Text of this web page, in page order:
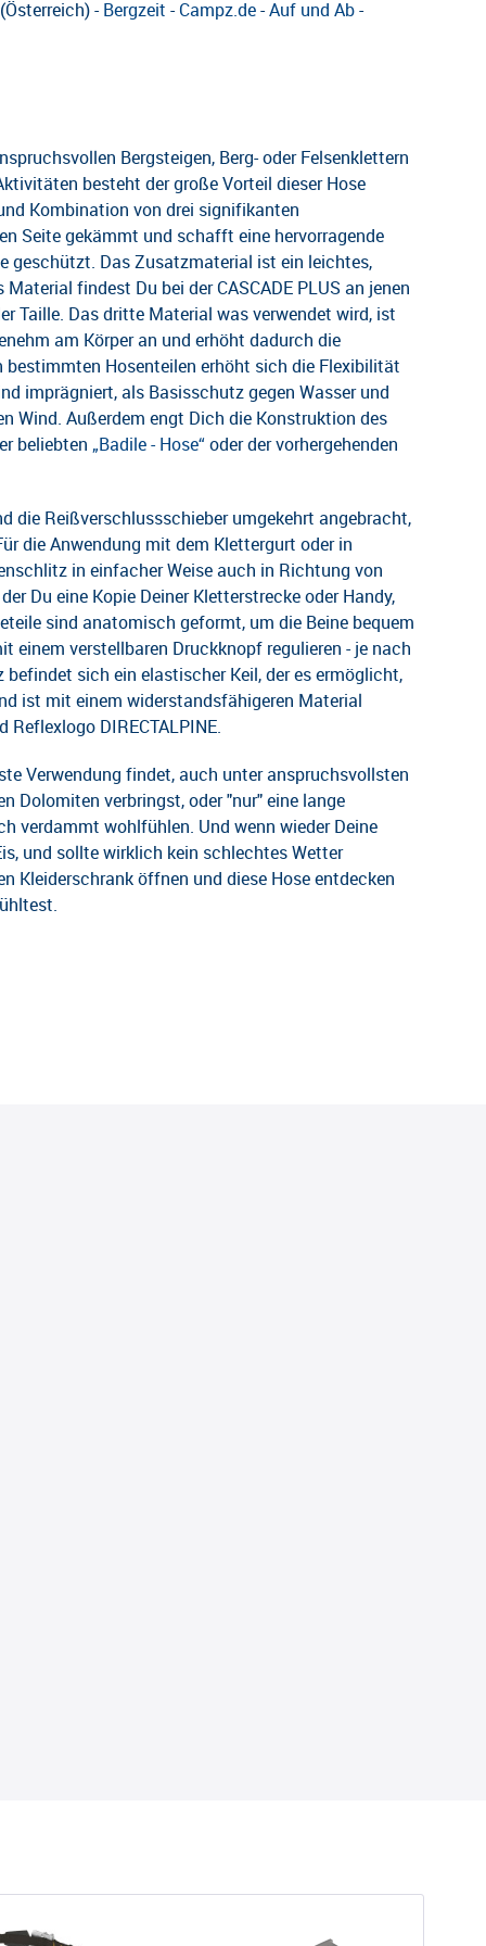
-Bergzeit -Campz.de-Auf und Ab-
Bergsteigen, Berg- oder Felsenklettern
besteht der große Vorteil dieser Hose
Kombination von drei signifikanten
Seite gekämmt und schafft eine hervorragende
geschützt. Das Zusatzmaterial ist ein leichtes,
Material findest Du bei der CASCADE PLUS an jenen
Taille. Das dritte Material was verwendet wird, ist
am Körper an und erhöht dadurch die
Hosenteilen erhöht sich die Flexibilität
imprägniert, als Basisschutz gegen Wasser und
Wind. Außerdem engt Dich die Konstruktion des
beliebten „Badile - Hose“oder der vorhergehenden
die Reißverschlussschieber umgekehrt angebracht,
die Anwendung mit dem Klettergurt oder in
in einfacher Weise auch in Richtung von
Du eine Kopie Deiner Kletterstrecke oder Handy,
sind anatomisch geformt, um die Beine bequem
einem verstellbaren Druckknopf regulieren - je nach
sich ein elastischer Keil, der es ermöglicht,
ist mit einem widerstandsfähigeren Material
DIRECTALPINE.
Verwendung findet, auch unter anspruchsvollsten
Dolomiten verbringst, oder "nur" eine lange
verdammt wohlfühlen. Und wenn wieder Deine
und sollte wirklich kein schlechtes Wetter
Kleiderschrank öffnen und diese Hose entdecken